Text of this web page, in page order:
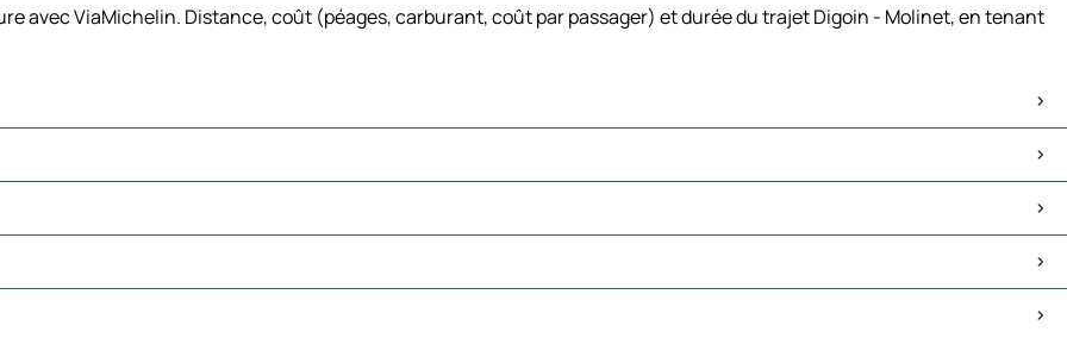
avec ViaMichelin. Distance, coût (péages, carburant, coût par passager) et durée du trajet Digoin - Molinet, en tenant